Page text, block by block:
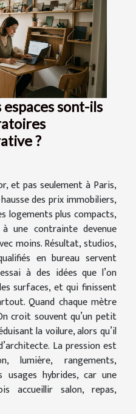
sont-ils
?
et pas seulement à Paris,
des prix immobiliers,
logements plus compacts,
une contrainte devenue
moins. Résultat, studios,
en bureau servent
à des idées que l’on
surfaces, et qui finissent
Quand chaque mètre
croit souvent qu’un petit
la voilure, alors qu’il
La pression est
lumière, rangements,
usages hybrides, car une
accueillir salon, repas,